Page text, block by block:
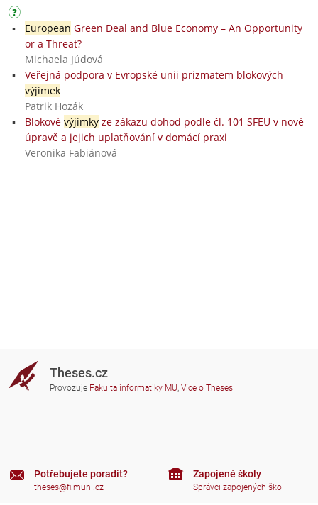
European Green Deal and Blue Economy – An Opportunity
or a Threat?
Michaela Júdová
Veřejná podpora v Evropské unii prizmatem blokových
výjimek
Patrik Hozák
Blokové výjimkyze zákazu dohod podle čl. 101 SFEU v nové
úpravě a jejich uplatňování v domácí praxi
Veronika Fabiánová
Theses.cz
Provozuje Fakulta informatiky MU, Více o Theses
Potřebujete poradit?
theses@fi.muni.cz
Zapojené školy
Správci zapojených škol